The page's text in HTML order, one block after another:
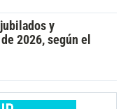
y
2026, según el